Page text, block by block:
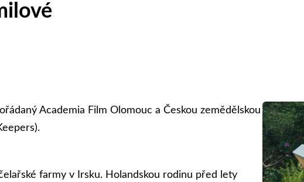
Academia Film Olomouc a Českou zemědělskou
farmy v Irsku. Holandskou rodinu před lety